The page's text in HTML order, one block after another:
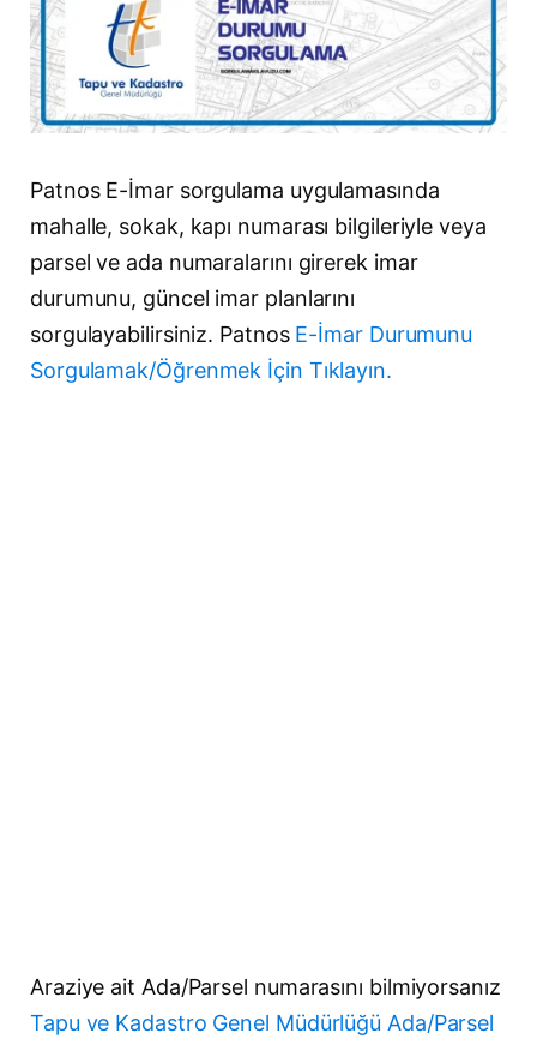
Patnos E-İmar sorgulama uygulamasında
mahalle, sokak, kapı numarası bilgileriyle veya
parsel ve ada numaralarını girerek imar
durumunu, güncel imar planlarını
sorgulayabilirsiniz. Patnos E-İmar Durumunu
Sorgulamak/Öğrenmek İçin Tıklayın.
Araziye ait Ada/Parsel numarasını bilmiyorsanız
Tapu ve Kadastro Genel Müdürlüğü Ada/Parsel